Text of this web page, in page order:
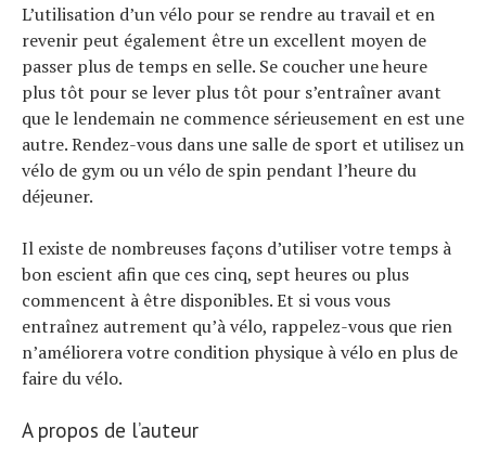
L’utilisation d’un vélo pour se rendre au travail et en
revenir peut également être un excellent moyen de
passer plus de temps en selle. Se coucher une heure
plus tôt pour se lever plus tôt pour s’entraîner avant
que le lendemain ne commence sérieusement en est une
autre. Rendez-vous dans une salle de sport et utilisez un
vélo de gym ou un vélo de spin pendant l’heure du
déjeuner.
Il existe de nombreuses façons d’utiliser votre temps à
bon escient afin que ces cinq, sept heures ou plus
commencent à être disponibles. Et si vous vous
entraînez autrement qu’à vélo, rappelez-vous que rien
n’améliorera votre condition physique à vélo en plus de
faire du vélo.
A propos de l’auteur